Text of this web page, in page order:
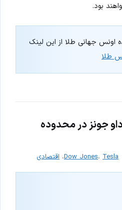
اونس جهانی طلا از این لینک
طلا
جونز در محدوده
Dow Jones، Tesla ، اقتصادی